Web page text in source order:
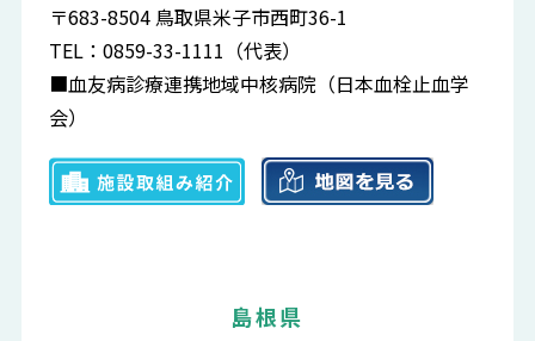
〒683-8504 鳥取県米子市西町36-1
TEL：0859-33-1111（代表）
■血友病診療連携地域中核病院（日本血栓止血学
会）
島根県